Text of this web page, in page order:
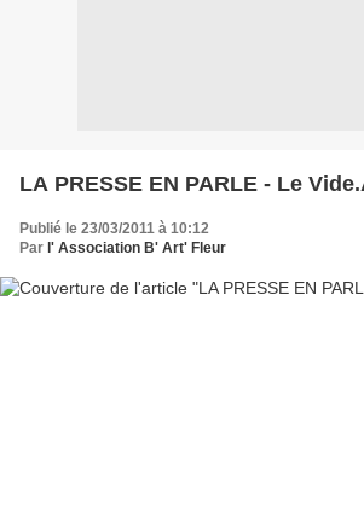
LA PRESSE EN PARLE - Le
Publié le 23/03/2011 à 10:12
Par l' Association B' Art' Fleur